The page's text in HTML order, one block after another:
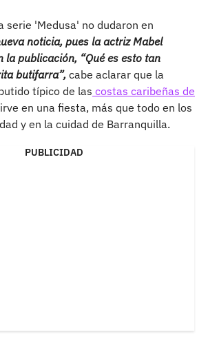
serie 'Medusa' no dudaron en
noticia, pues la actriz Mabel
la publicación, “Qué es esto tan
butifarra”, cabe aclarar que la
típico de las costas caribeñas de
en una fiesta, más que todo en los
y en la cuidad de Barranquilla.
PUBLICIDAD